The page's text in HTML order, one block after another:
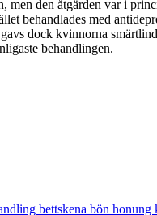
men den åtgärden var i
behandlades med
dock kvinnorna
behandlingen.
bettskena bön honung